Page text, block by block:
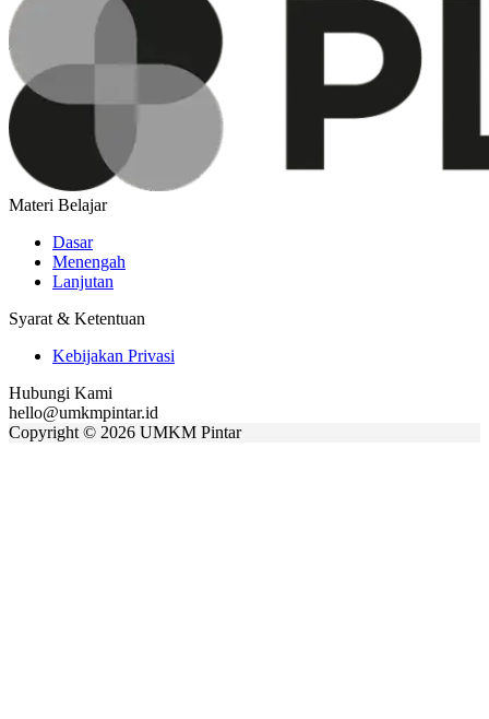
Materi Belajar
Dasar
Menengah
Lanjutan
Syarat & Ketentuan
Kebijakan Privasi
Hubungi Kami
hello@umkmpintar.id
Copyright © 2026 UMKM Pintar